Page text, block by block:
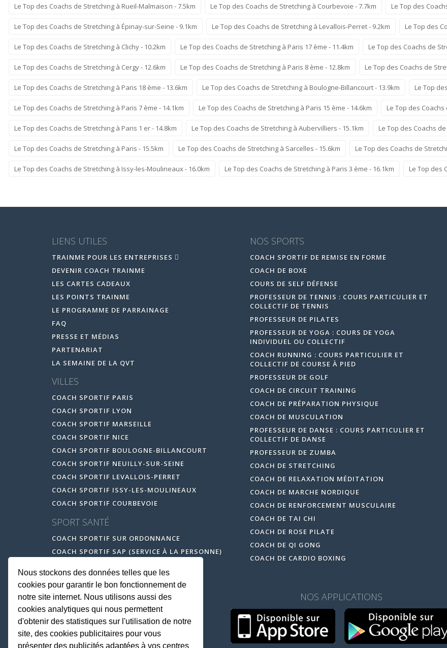
Le Top des Coachs de Stretching à Rueil-Malmaison - 7.5km Le Top des Coachs de Stretching à Courbevoie - 7.7km Le Top des
Le Top des Coachs de Stretching à Épinay-sur-Seine - 9.1km Le Top des Coachs de Stretching à Levallois-Perret - 9.2km Le Top des
Le Top des Coachs de Stretching à Clichy - 10.2km Le Top des Coachs de Stretching à Paris 17 ème - 11.4km Le Top des Coachs de
Le Top des Coachs de Stretching à Cergy - 12.6km Le Top des Coachs de Stretching à Paris 8 ème - 12.8km Le Top des Coachs de
Le Top des Coachs de Stretching à Paris 18 ème - 13.6km Le Top des Coachs de Stretching à Boulogne-Billancourt - 13.9km Le Top
Le Top des Coachs de Stretching à Paris 7 ème - 14.1km Le Top des Coachs de Stretching à Paris 15 ème - 14.6km Le Top des
Le Top des Coachs de Stretching à Paris 1 er - 14.8km Le Top des Coachs de Stretching à Aubervilliers - 15.1km Le Top des Coachs
Le Top des Coachs de Stretching à Paris - 15.5km Le Top des Coachs de Stretching à Sarcelles - 15.6km Le Top des Coachs de
Le Top des Coachs de Stretching à Issy-les-Moulineaux - 16.0km Le Top des Coachs de Stretching à Paris 3 ème - 16.1km Le Top des
LIENS UTILES
TRAINME POUR LES ENTREPRISES
DEVENIR COACH TRAINME
LES CARTES CADEAUX
LES POINTS TRAINME
LE PROGRAMME DE PARRAINAGE
FAQ
PRESSE ET MÉDIAS
PARTENARIAT
LA SEMAINE DE LA QVT
VILLES
COACH SPORTIF PARIS
COACH SPORTIF LYON
COACH SPORTIF MARSEILLE
COACH SPORTIF NICE
COACH SPORTIF BOULOGNE-BILLANCOURT
COACH SPORTIF NEUILLY-SUR-SEINE
COACH SPORTIF LEVALLOIS-PERRET
COACH SPORTIF ISSY-LES-MOULINEAUX
COACH SPORTIF COURBEVOIE
SPORT SANTÉ
COACH SPORTIF SUR ORDONNANCE
COACH SPORTIF SAP (SERVICE À LA PERSONNE)
NOS SPORTS
COACH SPORTIF DE REMISE EN FORME
COACH DE BOXE
COURS DE SELF DÉFENSE
PROFESSEUR DE TENNIS : COURS PARTICULIER ET
COLLECTIF DE TENNIS
PROFESSEUR DE PILATES
PROFESSEUR DE YOGA : COURS DE YOGA
INDIVIDUEL OU COLLECTIF
COACH RUNNING : COURS PARTICULIER ET
COLLECTIF DE COURSE À PIED
PROFESSEUR DE GOLF
COACH DE CIRCUIT TRAINING
COACH DE PRÉPARATION PHYSIQUE
COACH DE MUSCULATION
PROFESSEUR DE DANSE : COURS PARTICULIER ET
COLLECTIF DE DANSE
PROFESSEUR DE ZUMBA
COACH DE STRETCHING
COACH DE RELAXATION MÉDITATION
COACH DE MARCHE NORDIQUE
COACH DE RENFORCEMENT MUSCULAIRE
COACH DE TAI CHI
COACH DE ROSE PILATE
COACH DE QI GONG
COACH DE CARDIO BOXING
NOS APPLICATIONS
Nous stockons des données telles que les
cookies pour garantir le bon fonctionnement de
notre site internet. Nous utilisons aussi des
cookies analytiques qui nous permettent
d'obtenir des statistiques sur l'utilisation de notre
site, des cookies publicitaires pour vous
présenter des publicités adaptées à vos centres